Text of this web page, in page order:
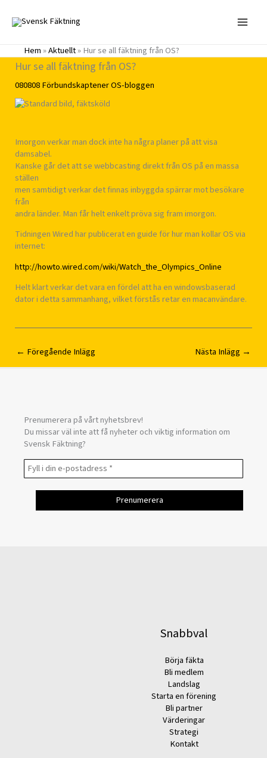
innehåll
Hem»Aktuellt»Hur se all fäktning från OS?
Hur se all fäktning från OS?
080808FörbundskaptenerOS-bloggen
Imorgon verkar man dock inte ha några planer på att visa
damsabel.
Kanske går det att se webbcasting direkt från OS på en massa
ställen
men samtidigt verkar det finnas inbyggda spärrar mot besökare
från
andra länder. Man får helt enkelt pröva sig fram imorgon.
Tidningen Wired har publicerat en guide för hur man kollar OS via
internet:
http://howto.wired.com/wiki/Watch_the_Olympics_Online
Helt klart verkar det vara en fördel att ha en windowsbaserad
dator i detta sammanhang, vilket förstås retar en macanvändare.
← Föregående Inlägg Nästa Inlägg →
Prenumerera på vårt nyhetsbrev!
Du missar väl inte att få nyheter och viktig information om
Svensk Fäktning?
Snabbval
Börja fäkta
Bli medlem
Landslag
Starta en förening
Bli partner
Värderingar
Strategi
Kontakt